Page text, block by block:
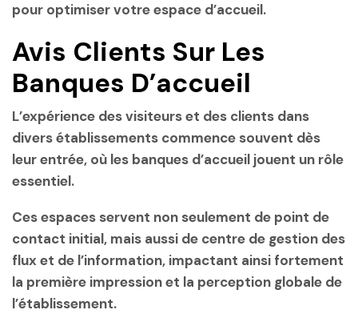
pour optimiser votre espace d’accueil.
Avis Clients Sur Les
Banques D’accueil
L’expérience des visiteurs et des clients dans
divers établissements commence souvent dès
leur entrée, où les banques d’accueil jouent un rôle
essentiel.
Ces espaces servent non seulement de point de
contact initial, mais aussi de centre de gestion des
flux et de l’information, impactant ainsi fortement
la première impression et la perception globale de
l’établissement.